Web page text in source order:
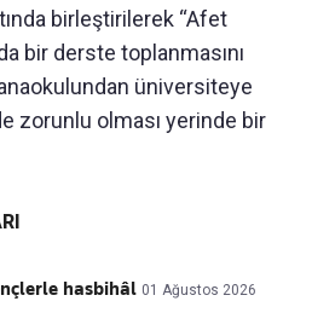
birleştirilerek “Afet
bir derste toplanmasını
üniversiteye
zorunlu olması yerinde bir
hasbihâl 01 Ağustos 2026